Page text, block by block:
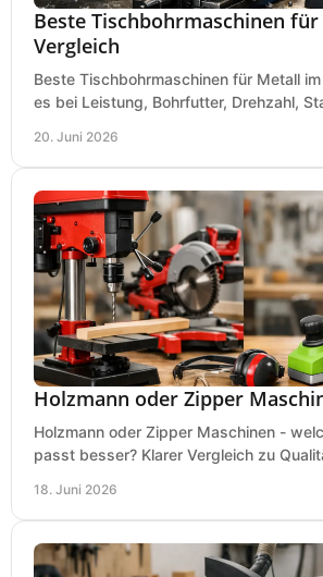
Beste Tischbohrmaschinen
Vergleich
Beste Tischbohrmaschinen für Metall
es bei Leistung, Bohrfutter, Drehzahl,
20. Juni 2026
Holzmann oder Zipper
Holzmann oder Zipper Maschinen -
passt besser? Klarer Vergleich zu
18. Juni 2026